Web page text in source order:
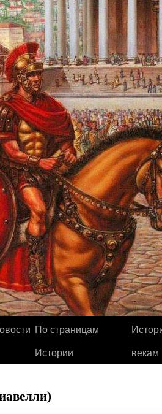
По страницам
Истории
векам